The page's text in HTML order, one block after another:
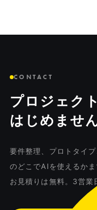
CONTACT
プロジェク
はじめませ
要件整理、プロトタイ
のどこでAIを使えるか
お見積りは無料。3営業